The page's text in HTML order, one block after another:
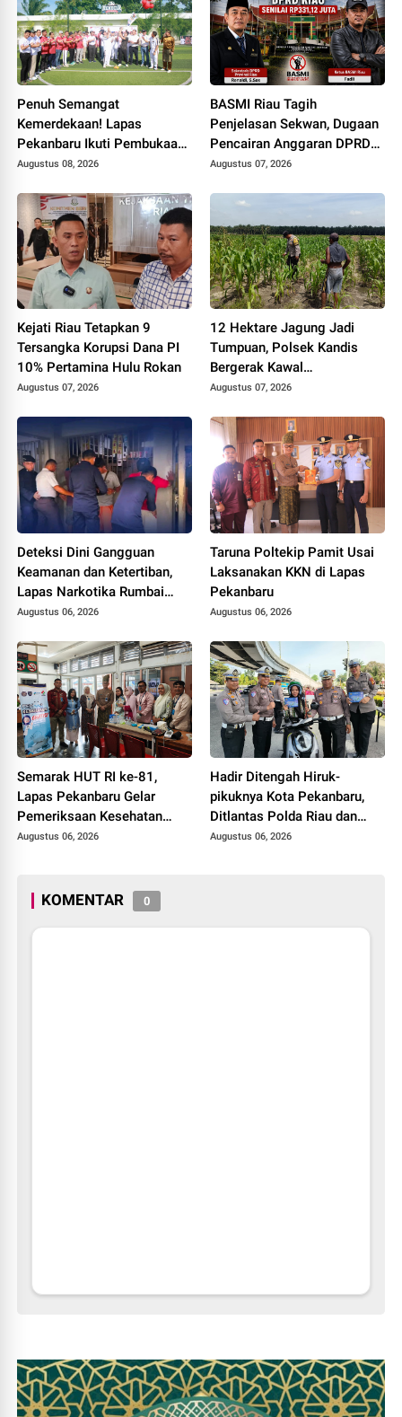
Penuh Semangat
Kemerdekaan! Lapas
Pekanbaru Ikuti Pembukaan
Pekan Olahraga Ditjenpas
Augustus 08, 2026
BASMI Riau Tagih
Penjelasan Sekwan, Dugaan
Pencairan Anggaran DPRD
Tanpa Prosedur Tuai
Augustus 07, 2026
Kejati Riau Tetapkan 9
Tersangka Korupsi Dana PI
10% Pertamina Hulu Rokan
Augustus 07, 2026
12 Hektare Jagung Jadi
Tumpuan, Polsek Kandis
Bergerak Kawal
Swasembada Pangan
Augustus 07, 2026
Deteksi Dini Gangguan
Keamanan dan Ketertiban,
Lapas Narkotika Rumbai
Gelar Razia Rutin Blok
Augustus 06, 2026
Taruna Poltekip Pamit Usai
Laksanakan KKN di Lapas
Pekanbaru
Augustus 06, 2026
Semarak HUT RI ke-81,
Lapas Pekanbaru Gelar
Pemeriksaan Kesehatan
Gratis untuk Warga Binaan
Augustus 06, 2026
Hadir Ditengah Hiruk-
pikuknya Kota Pekanbaru,
Ditlantas Polda Riau dan
Polantas KARIB Kobarkan
Augustus 06, 2026
KOMENTAR 0